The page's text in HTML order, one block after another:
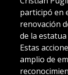
participó en
renovación
de la
Estas
amplio de